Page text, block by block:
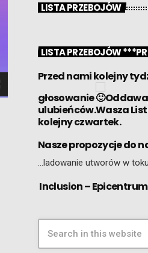
LISTA PRZEBOJÓW
LISTA PRZEBOJÓW
Przed nami kolejny
głosowanie
ulubieńców.Wasza
kolejny czwartek.
Nasze propozycje do
…ladowanie utworów w toku
Inclusion – Epicentrum